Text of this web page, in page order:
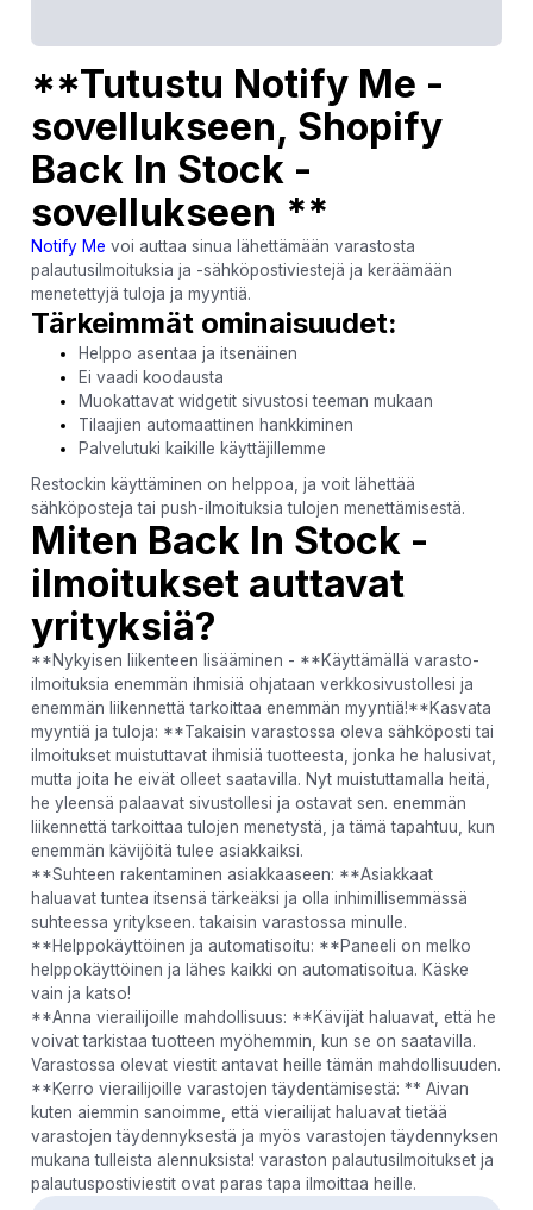
**Tutustu Notify Me -
sovellukseen, Shopify
Back In Stock -
sovellukseen **
Notify Me voi auttaa sinua lähettämään varastosta
palautusilmoituksia ja -sähköpostiviestejä ja keräämään
menetettyjä tuloja ja myyntiä.
Tärkeimmät ominaisuudet:
Helppo asentaa ja itsenäinen
Ei vaadi koodausta
Muokattavat widgetit sivustosi teeman mukaan
Tilaajien automaattinen hankkiminen
Palvelutuki kaikille käyttäjillemme
Restockin käyttäminen on helppoa, ja voit lähettää
sähköposteja tai push-ilmoituksia tulojen menettämisestä.
Miten Back In Stock -
ilmoitukset auttavat
yrityksiä?
**Nykyisen liikenteen lisääminen - **Käyttämällä varasto-
ilmoituksia enemmän ihmisiä ohjataan verkkosivustollesi ja
enemmän liikennettä tarkoittaa enemmän myyntiä!**Kasvata
myyntiä ja tuloja: **Takaisin varastossa oleva sähköposti tai
ilmoitukset muistuttavat ihmisiä tuotteesta, jonka he halusivat,
mutta joita he eivät olleet saatavilla. Nyt muistuttamalla heitä,
he yleensä palaavat sivustollesi ja ostavat sen. enemmän
liikennettä tarkoittaa tulojen menetystä, ja tämä tapahtuu, kun
enemmän kävijöitä tulee asiakkaiksi.
**Suhteen rakentaminen asiakkaaseen: **Asiakkaat
haluavat tuntea itsensä tärkeäksi ja olla inhimillisemmässä
suhteessa yritykseen. takaisin varastossa minulle.
**Helppokäyttöinen ja automatisoitu: **Paneeli on melko
helppokäyttöinen ja lähes kaikki on automatisoitua. Käske
vain ja katso!
**Anna vierailijoille mahdollisuus: **Kävijät haluavat, että he
voivat tarkistaa tuotteen myöhemmin, kun se on saatavilla.
Varastossa olevat viestit antavat heille tämän mahdollisuuden.
**Kerro vierailijoille varastojen täydentämisestä: ** Aivan
kuten aiemmin sanoimme, että vierailijat haluavat tietää
varastojen täydennyksestä ja myös varastojen täydennyksen
mukana tulleista alennuksista! varaston palautusilmoitukset ja
palautuspostiviestit ovat paras tapa ilmoittaa heille.